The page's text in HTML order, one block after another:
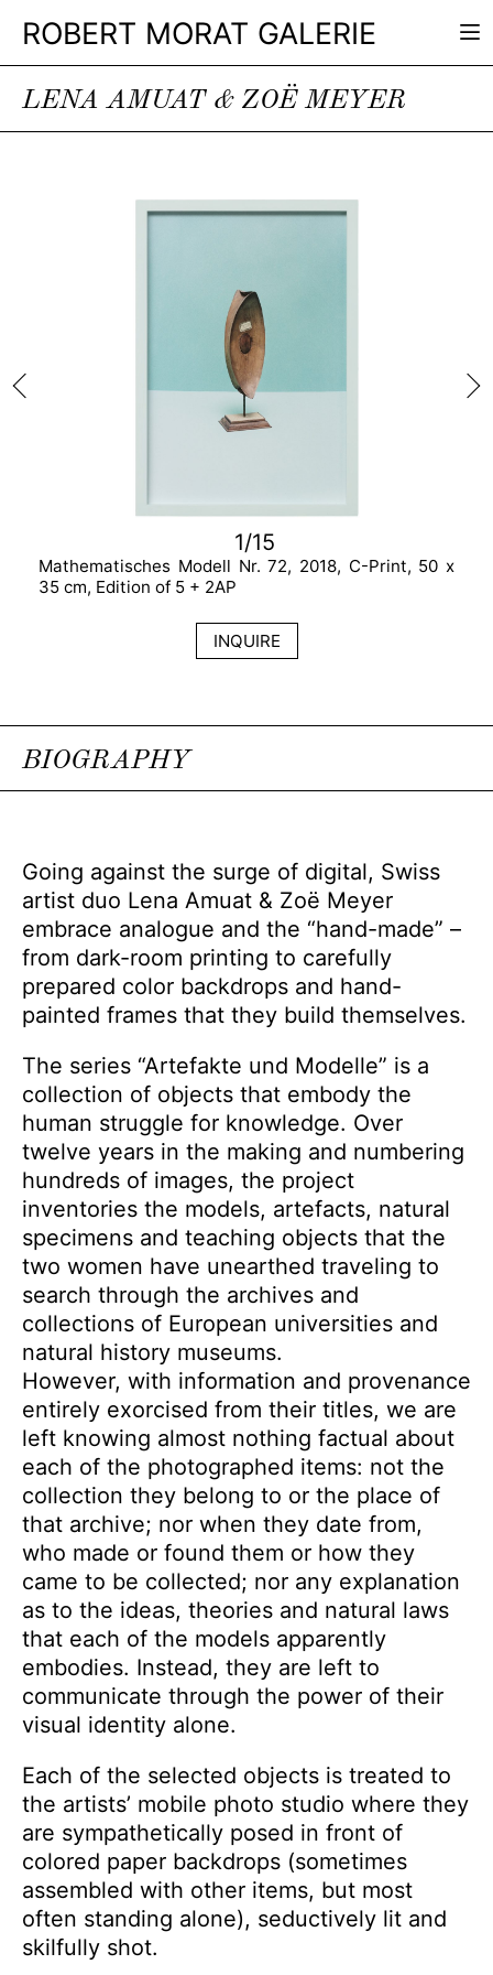
ROBERT MORAT GALERIE
LENA AMUAT & ZOË MEYER
Mathematisches Modell Nr. 72, 2018, C-Print, 50 x
35 cm, Edition of 5 + 2AP
1/15
INQUIRE
BIOGRAPHY
Going against the surge of digital, Swiss
artist duo Lena Amuat & Zoë Meyer
embrace analogue and the “hand-made” –
from dark-room printing to carefully
prepared color backdrops and hand-
painted frames that they build themselves.
The series “Artefakte und Modelle” is a
collection of objects that embody the
human struggle for knowledge. Over
twelve years in the making and numbering
hundreds of images, the project
inventories the models, artefacts, natural
specimens and teaching objects that the
two women have unearthed traveling to
search through the archives and
collections of European universities and
natural history museums.
However, with information and provenance
entirely exorcised from their titles, we are
left knowing almost nothing factual about
each of the photographed items: not the
collection they belong to or the place of
that archive; nor when they date from,
who made or found them or how they
came to be collected; nor any explanation
as to the ideas, theories and natural laws
that each of the models apparently
embodies. Instead, they are left to
communicate through the power of their
visual identity alone.
Each of the selected objects is treated to
the artists’ mobile photo studio where they
are sympathetically posed in front of
colored paper backdrops (sometimes
assembled with other items, but most
often standing alone), seductively lit and
skilfully shot.